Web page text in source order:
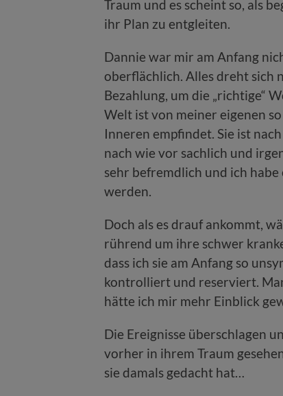
Traum und es scheint so, als
ihr Plan zu entgleiten.
Dannie war mir am Anfang
oberflächlich. Alles dreht sich
Bezahlung, um die „richtige“
Welt ist von meiner eigenen
Inneren empfindet. Sie ist
nach wie vor sachlich und
sehr befremdlich und ich
werden.
Doch als es drauf ankommt,
rührend um ihre schwer
dass ich sie am Anfang so
kontrolliert und reserviert.
hätte ich mir mehr Einblick
Die Ereignisse überschlagen
vorher in ihrem Traum
sie damals gedacht hat…